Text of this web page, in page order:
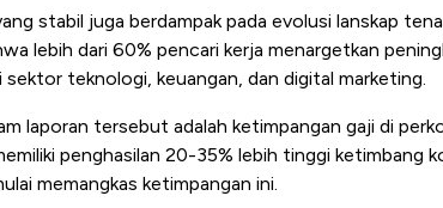
stabil juga berdampak pada evolusi lanskap
lebih dari 60% pencari kerja menargetkan
teknologi, keuangan, dan digital marketing.
laporan tersebut adalah ketimpangan gaji di
penghasilan 20-35% lebih tinggi ketimbang
memangkas ketimpangan ini.